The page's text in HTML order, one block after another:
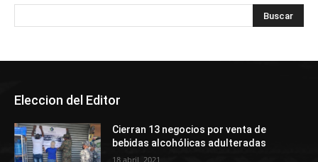
Eleccion del Editor
Cierran 13 negocios por venta de
bebidas alcohólicas adulteradas
18 abril, 2021